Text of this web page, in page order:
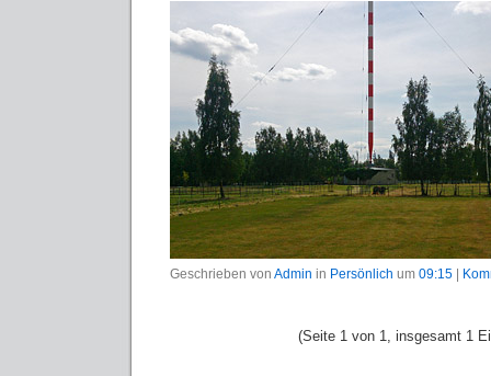
Geschrieben von Admin in Persönlich um 09:15
(Seite 1 von 1, insgesamt 1